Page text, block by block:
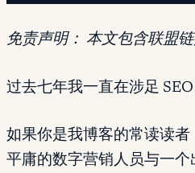
免责声明： 本文包含联盟
过去七年我一直在涉足
如果你是我博客的常读读
平庸的数字营销人员与一个